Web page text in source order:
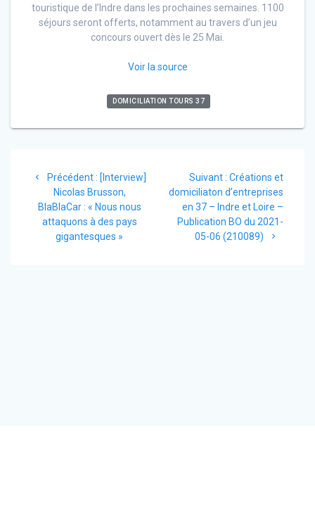
touristique de l’Indre dans les prochaines semaines. 1100
séjours seront offerts, notamment au travers d’un jeu
concours ouvert dès le 25 Mai.
Voir la source
DOMICILIATION TOURS 37
Navigation
l’article
Précédent : Article
précédent
:
[Interview]
Nicolas Brusson,
BlaBlaCar : « Nous nous
attaquons à des pays
gigantesques »
Suivant : Article
suivant
:
Créations et
domiciliaton d’entreprises
en 37 – Indre et Loire –
Publication BO du 2021-
05-06 (210089)